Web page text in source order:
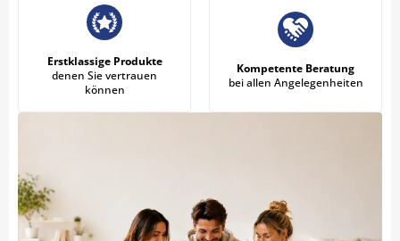
Erstklassige Produkte
denen Sie vertrauen
können
Kompetente Beratung
bei allen Angelegenheiten